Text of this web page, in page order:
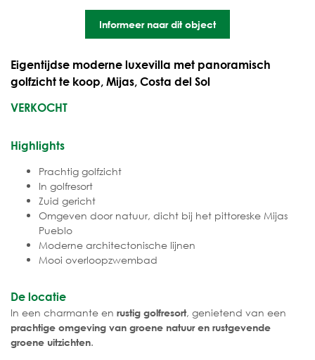
Informeer naar dit object
Eigentijdse moderne luxevilla met panoramisch
golfzicht te koop, Mijas, Costa del Sol
VERKOCHT
Highlights
Prachtig golfzicht
In golfresort
Zuid gericht
Omgeven door natuur, dicht bij het pittoreske Mijas
Pueblo
Moderne architectonische lijnen
Mooi overloopzwembad
De locatie
In een charmante en rustig golfresort, genietend van een
prachtige omgeving van groene natuur en rustgevende
groene uitzichten.